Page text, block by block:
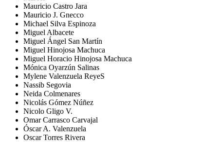
Mauricio Castro Jara
Mauricio J. Gnecco
Michael Silva Espinoza
Miguel Albacete
Miguel Ángel San Martín
Miguel Hinojosa Machuca
Miguel Horacio Hinojosa Machuca
Mónica Oyarzún Salinas
Mylene Valenzuela ReyeS
Nassib Segovia
Neida Colmenares
Nicolás Gómez Núñez
Nicolo Gligo V.
Omar Carrasco Carvajal
Óscar A. Valenzuela
Oscar Torres Rivera